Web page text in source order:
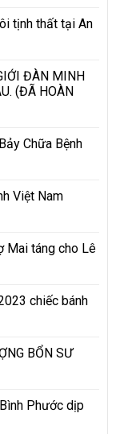
tịnh thất tại An
ĐÀN MINH
(ĐÃ HOÀN
Chữa Bệnh
Việt Nam
Mai táng cho Lê
chiếc bánh
BỔN SƯ
Phước dịp